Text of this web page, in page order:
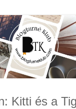
Kitti és a